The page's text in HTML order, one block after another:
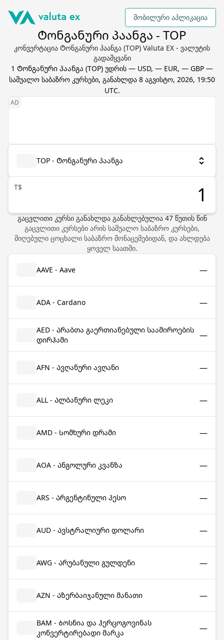
მობილური აპლიკაცია
Ტონგანური პაანგა - TOP
კონვერტაცია Ტონგანური პაანგა (TOP) Valuta EX - ვალუტის
გადამყვანი
1 Ტონგანური პაანგა (TOP) უდრის — USD, — EUR, — GBP —
საშუალო საბაზრო კურსები, განახლდა 8 აგვისტო, 2026, 19:50
UTC.
TOP - Ტონგანური პაანგა
T$
გაცვლითი კურსი განახლდა განახლებულია 47წუთის წინ
გაცვლითი კურსები არის საშუალო საბაზრო კურსები,
მიღებული ცოცხალი საბაზრო მონაცემებიდან, და ახლდება
ყოველ საათში.
AAVE - Aave —
ADA - Cardano —
AED - Არაბთა გაერთიანებული საამიროების
დირჰამი
—
AFN - Ავღანური ავღანი —
ALL - Ალბანური ლეკი —
AMD - Სომხური დრამი —
AOA - Ანგოლური კვანზა —
ARS - Არგენტინული პესო —
AUD - Ავსტრალიური დოლარი —
AWG - Არუბანული გულდენი —
AZN - Აზერბაიჯანული მანათი —
BAM - Ბოსნია და ჰერცოგოვინას
კონვერტირებადი მარკა
—